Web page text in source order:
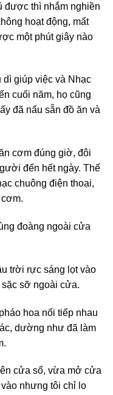
được thì nhắm nghiền
hoạt động, mất
một phút giây nào
dì giúp việc và Nhạc
cuối năm, họ cũng
đã nấu sẵn đồ ăn và
cơm đúng giờ, đôi
đến hết ngày. Thế
chuông điện thoại,
đoàng ngoài cửa
trời rực sáng lọt vào
sặc sỡ ngoài cửa.
hoa nối tiếp nhau
dường như đã làm
cửa sổ, vừa mở cửa
nhưng tôi chỉ lo